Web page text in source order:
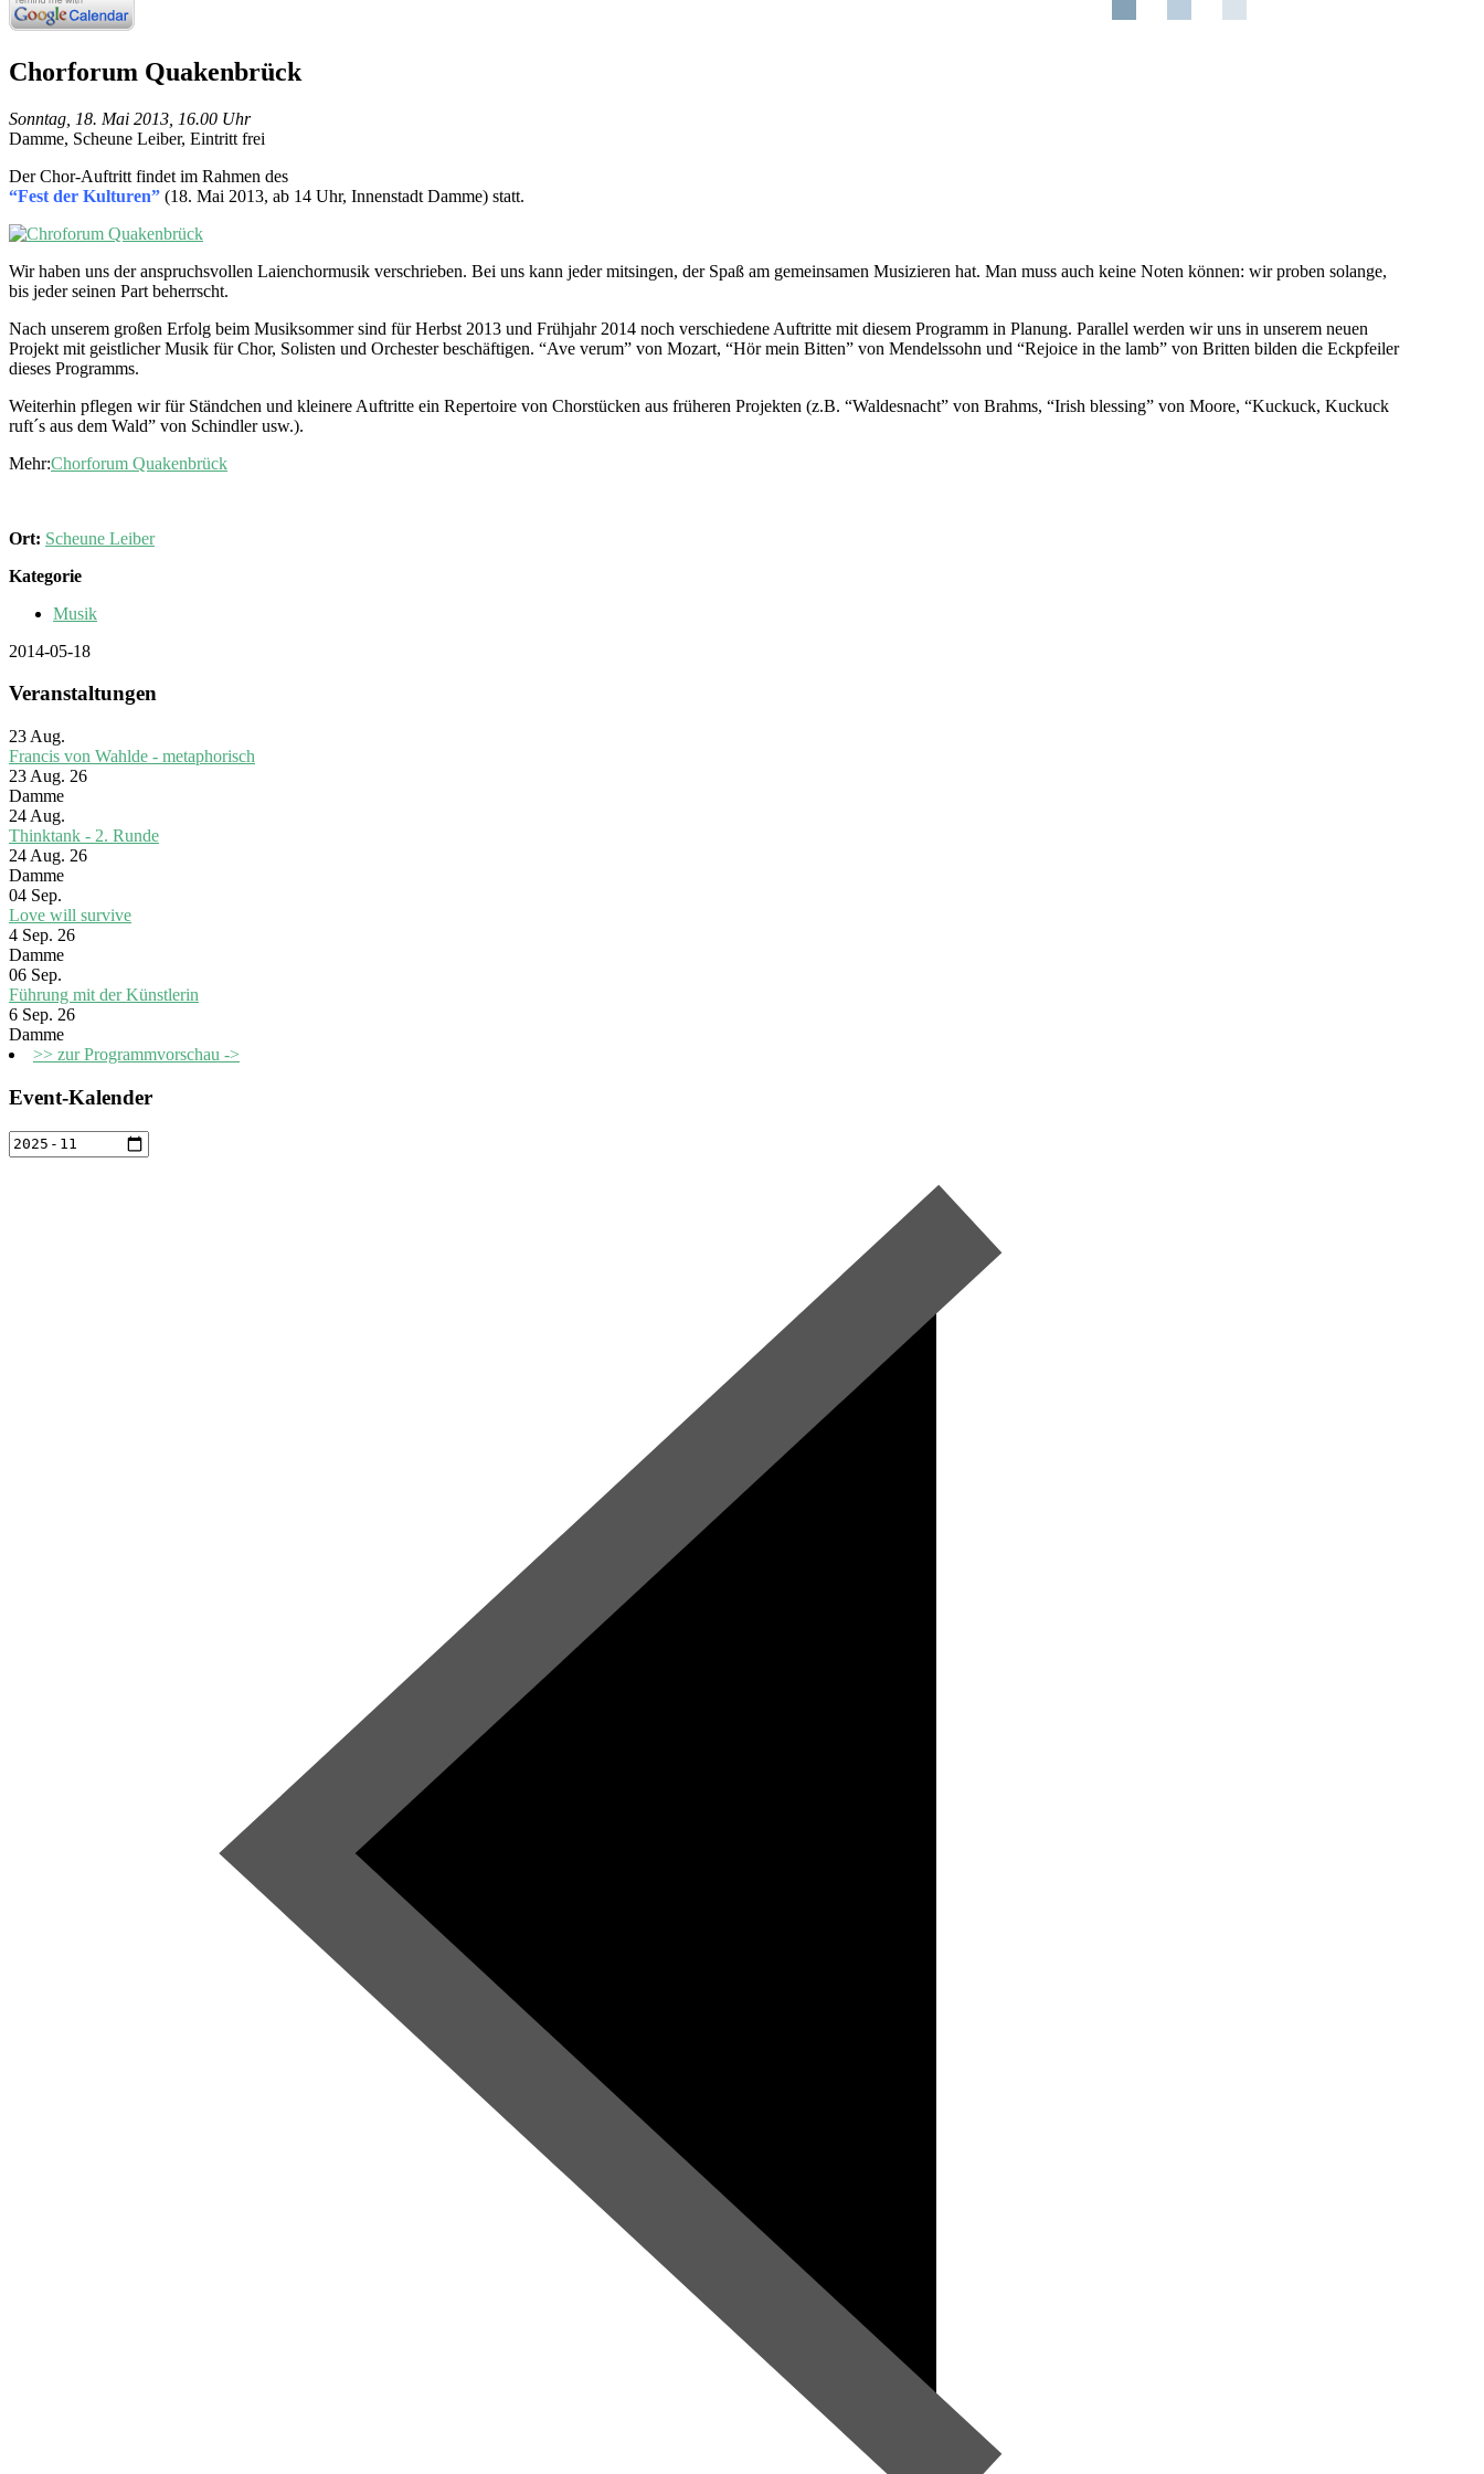
Chorforum Quakenbrück
Sonntag, 18. Mai 2013, 16.00 Uhr
Damme, Scheune Leiber, Eintritt frei
Der Chor-Auftritt findet im Rahmen des
“Fest der Kulturen” (18. Mai 2013, ab 14 Uhr, Innenstadt Damme) statt.
Wir haben uns der anspruchsvollen Laienchormusik verschrieben. Bei uns kann jeder mitsingen, der Spaß am gemeinsamen Musizieren hat. Man muss auch keine Noten können: wir proben solange,
bis jeder seinen Part beherrscht.
Nach unserem großen Erfolg beim Musiksommer sind für Herbst 2013 und Frühjahr 2014 noch verschiedene Auftritte mit diesem Programm in Planung. Parallel werden wir uns in unserem neuen
Projekt mit geistlicher Musik für Chor, Solisten und Orchester beschäftigen. “Ave verum” von Mozart, “Hör mein Bitten” von Mendelssohn und “Rejoice in the lamb” von Britten bilden die Eckpfeiler
dieses Programms.
Weiterhin pflegen wir für Ständchen und kleinere Auftritte ein Repertoire von Chorstücken aus früheren Projekten (z.B. “Waldesnacht” von Brahms, “Irish blessing” von Moore, “Kuckuck, Kuckuck
ruft´s aus dem Wald” von Schindler usw.).
Mehr:Chorforum Quakenbrück
Ort: Scheune Leiber
Kategorie
Musik
2014-05-18
Veranstaltungen
23 Aug.
Francis von Wahlde - metaphorisch
23 Aug. 26
Damme
24 Aug.
Thinktank - 2. Runde
24 Aug. 26
Damme
04 Sep.
Love will survive
4 Sep. 26
Damme
06 Sep.
Führung mit der Künstlerin
6 Sep. 26
Damme
>> zur Programmvorschau ->
Event-Kalender